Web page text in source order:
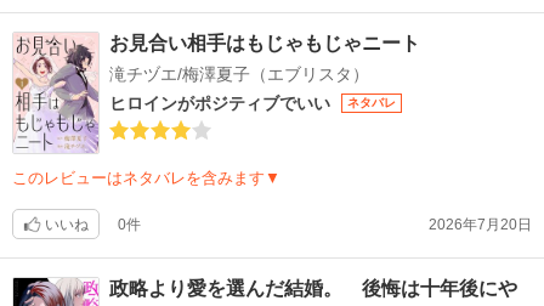
お見合い相手はもじゃもじゃニート
滝チヅエ/梅澤夏子（エブリスタ）
ヒロインがポジティブでいい
ネタバレ
このレビューはネタバレを含みます▼
いいね 0件 2026年7月20日
政略より愛を選んだ結婚。 後悔は十年後にや